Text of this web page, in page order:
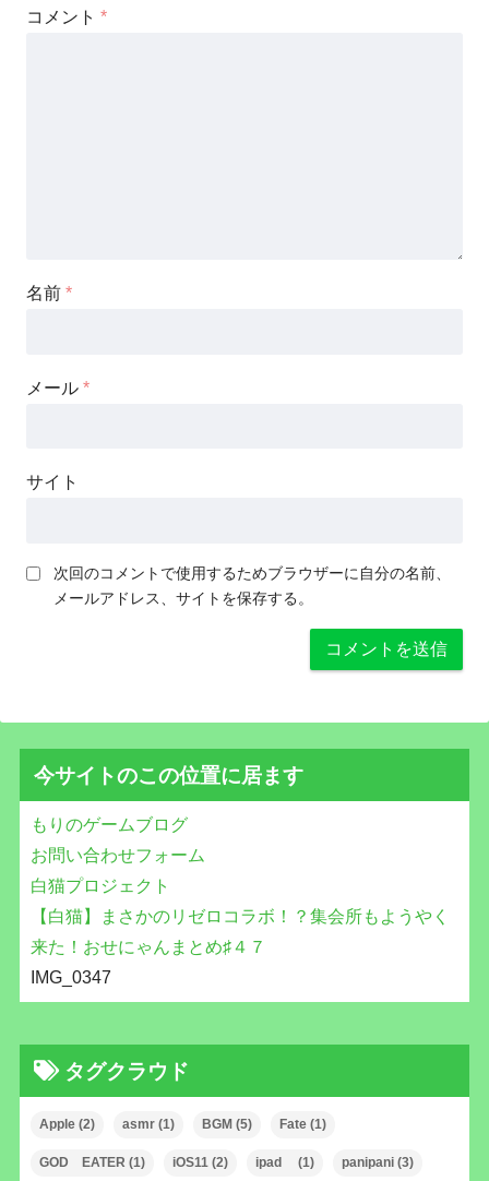
コメント *
名前 *
メール *
サイト
次回のコメントで使用するためブラウザーに自分の名前、
メールアドレス、サイトを保存する。
今サイトのこの位置に居ます
もりのゲームブログ
お問い合わせフォーム
白猫プロジェクト
【白猫】まさかのリゼロコラボ！？集会所もようやく
来た！おせにゃんまとめ♯４７
IMG_0347
タグクラウド
Apple(2) asmr(1) BGM (5) Fate(1)
GOD EATER (1) iOS11(2) ipad (1) panipani(3)